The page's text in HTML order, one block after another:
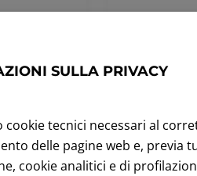
SULLA PRIVACY
cookie tecnici necessari al
delle pagine web e, previa
cookie analitici e di